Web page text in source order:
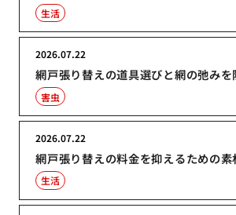
生活
網戸張り替えの道具選びと網の弛み
2026.07.22
害虫
網戸張り替えの料金を抑えるための
2026.07.22
生活